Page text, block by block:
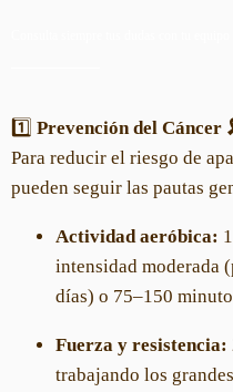
1️⃣ Prevención del Cáncer
Para reducir el riesgo de
pueden seguir las pautas
Actividad aeróbica:
intensidad moderada
días) o 75–150
Fuerza y resistencia:
trabajando los